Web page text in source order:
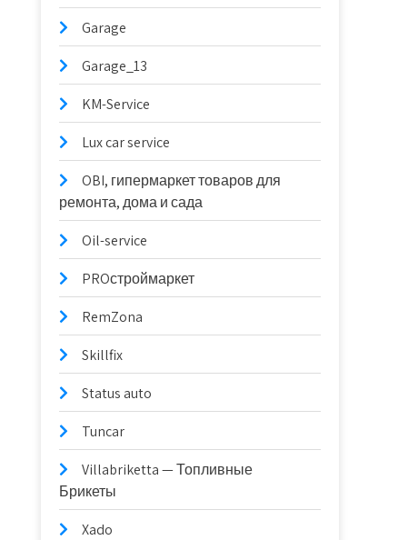
Garage
Garage_13
KM-Service
Lux car service
OBI, гипермаркет товаров для
ремонта, дома и сада
Oil-service
PROстроймаркет
RemZona
Skillfix
Status auto
Tuncar
Villabriketta — Топливные
Брикеты
Xado